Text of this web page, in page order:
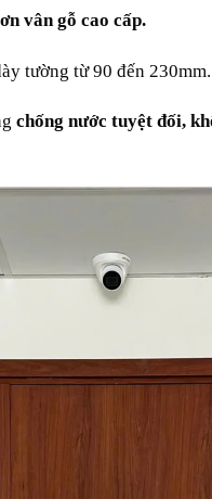
vân gỗ cao cấp.
tường từ 90 đến 230mm.
chống nước tuyệt đối,